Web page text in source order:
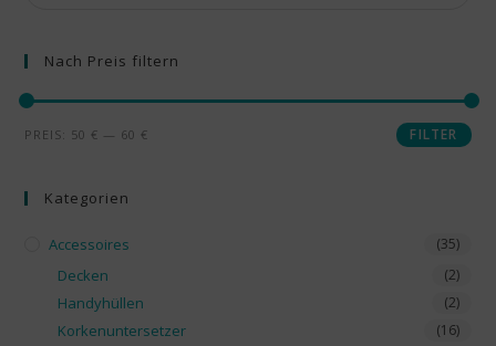
Nach Preis filtern
FILTER
PREIS: 50 € — 60 €
Kategorien
Accessoires (35)
Decken (2)
Handyhüllen (2)
Korkenuntersetzer (16)